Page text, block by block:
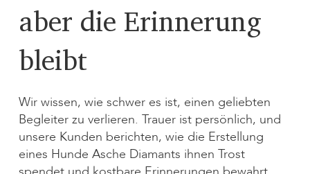
aber die Erinnerung
bleibt
Wir wissen, wie schwer es ist, einen geliebten
Begleiter zu verlieren. Trauer ist persönlich, und
unsere Kunden berichten, wie die Erstellung
eines Hunde Asche Diamants ihnen Trost